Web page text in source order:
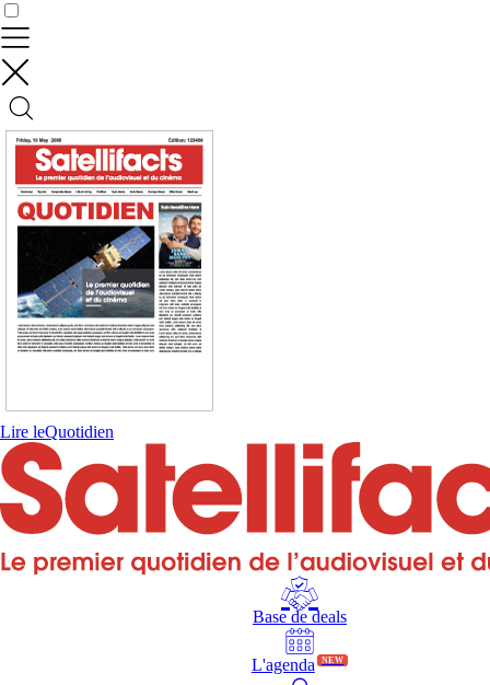
Lire leQuotidien
Base de deals
L'agenda NEW
Contrôler vos données